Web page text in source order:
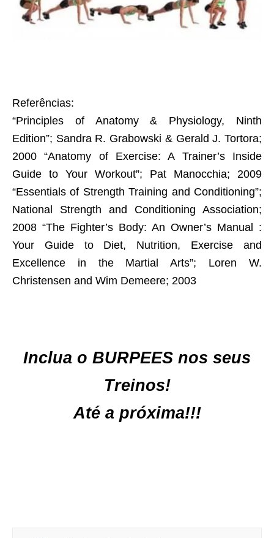
Referências:
“Principles of Anatomy & Physiology, Ninth
Edition”; Sandra R. Grabowski & Gerald J. Tortora;
2000 “Anatomy of Exercise: A Trainer’s Inside
Guide to Your Workout”; Pat Manocchia; 2009
“Essentials of Strength Training and Conditioning”;
National Strength and Conditioning Association;
2008 “The Fighter’s Body: An Owner’s Manual :
Your Guide to Diet, Nutrition, Exercise and
Excellence in the Martial Arts”; Loren W.
Christensen and Wim Demeere; 2003
Inclua o BURPEES nos seus
Treinos!
Até a próxima!!!